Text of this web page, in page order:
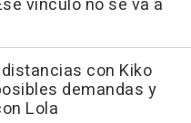
vínculo no se va a
con Kiko
demandas y
Lola